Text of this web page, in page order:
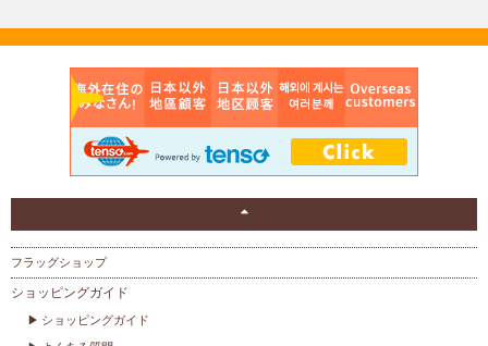
フラッグショップ
ショッピングガイド
ショッピングガイド